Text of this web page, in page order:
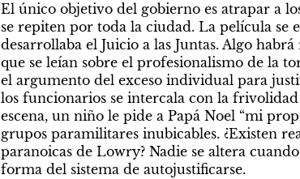
El único objetivo del gobierno es atrapar a
se repiten por toda la ciudad. La película se
desarrollaba el Juicio a las Juntas. Algo
que se leían sobre el profesionalismo de la
el argumento del exceso individual para
los funcionarios se intercala con la
escena, un niño le pide a Papá Noel “mi
grupos paramilitares inubicables. ¿Existen
paranoicas de Lowry? Nadie se altera
forma del sistema de autojustificarse.